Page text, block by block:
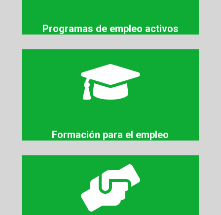
Programas de empleo activos

Formación para el empleo
